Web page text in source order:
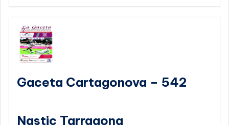
Gaceta Cartagonova – 542
Nastic Tarragona